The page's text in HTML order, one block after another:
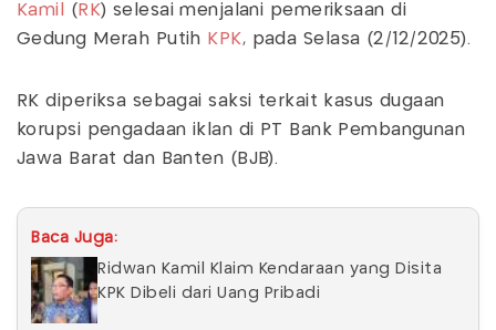
Kamil
( RK) selesai menjalani pemeriksaan di
Gedung Merah Putih KPK , pada Selasa (2/12/2025).
RK diperiksa sebagai saksi terkait kasus dugaan
korupsi pengadaan iklan di PT Bank Pembangunan
Jawa Barat dan Banten (BJB).
Baca Juga:
Ridwan Kamil Klaim Kendaraan yang Disita
KPK Dibeli dari Uang Pribadi